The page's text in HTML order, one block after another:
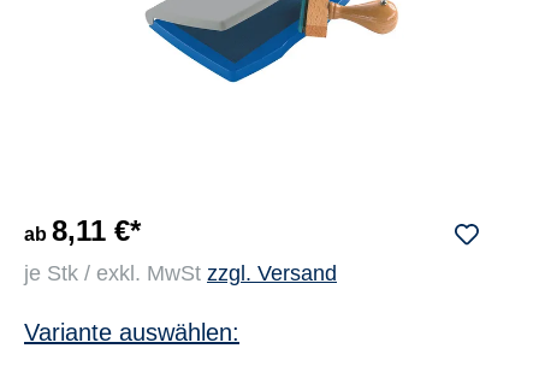
ab 8,11 €*
je Stk / exkl. MwSt zzgl. Versand
Variante auswählen: